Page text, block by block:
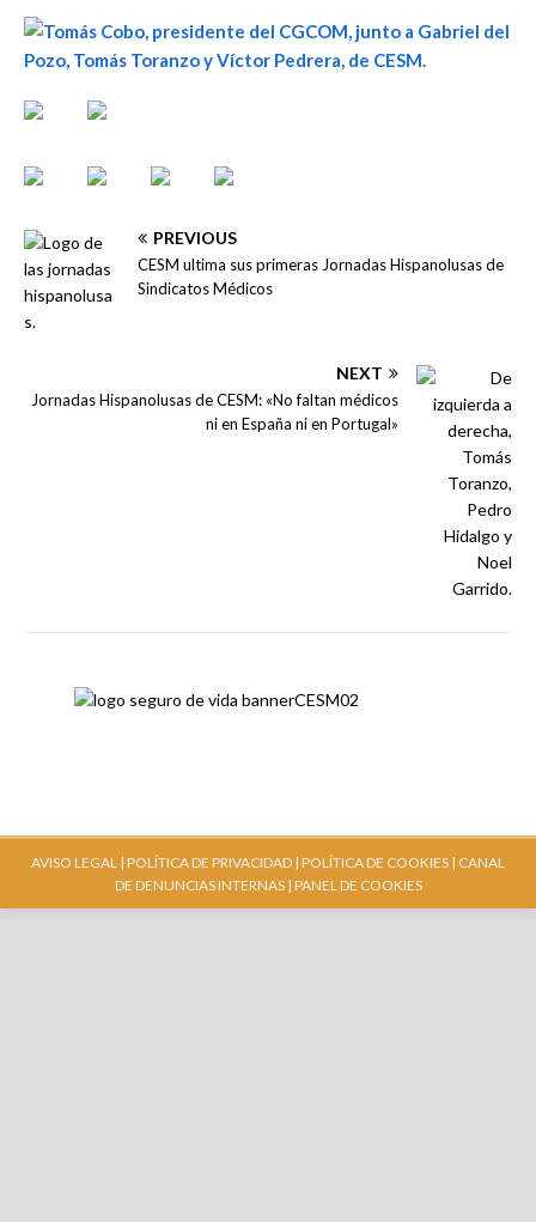
PREVIOUS
CESM ultima sus primeras Jornadas Hispanolusas de
Sindicatos Médicos
NEXT
Jornadas Hispanolusas de CESM: «No faltan médicos
ni en España ni en Portugal»
AVISO LEGAL | POLÍTICA DE PRIVACIDAD | POLÍTICA DE COOKIES | CANAL
DE DENUNCIAS INTERNAS| PANEL DE COOKIES